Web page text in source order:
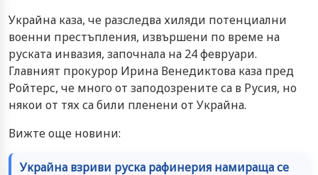
Украйна каза, че разследва хиляди потенциални
военни престъпления, извършени по време на
руската инвазия, започнала на 24 февруари.
Главният прокурор Ирина Венедиктова каза пред
Ройтерс, че много от заподозрените са в Русия, но
някои от тях са били пленени от Украйна.
Вижте още новини:
Украйна взриви руска рафинерия намираща се